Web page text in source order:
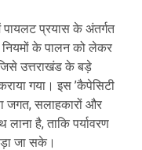
प्रयास के अंतर्गत
नियमों के पालन को लेकर
उत्तराखंड के बड़े
गया। इस ’कैपेसिटी
जगत, सलाहकारों और
लाना है, ताकि पर्यावरण
जा सके।